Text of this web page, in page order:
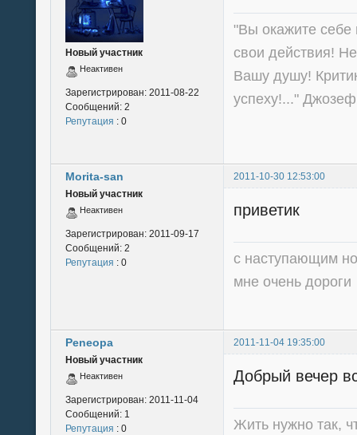
Новый участник
Неактивен
Зарегистрирован: 2011-08-22
Сообщений: 2
Репутация : 0
"Вы окажите себе
свои действия!
Вашу душу!
успеху!..."
Morita-san
2011-10-30 12:53:00
Новый участник
Неактивен
Зарегистрирован: 2011-09-17
Сообщений: 2
Репутация : 0
приветик
с наступающим
мне очень дороги
Peneopa
2011-11-04 19:35:00
Новый участник
Неактивен
Зарегистрирован: 2011-11-04
Сообщений: 1
Репутация : 0
Добрый вечер
Жить нужно так,